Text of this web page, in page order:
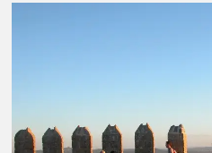
del
Montgrí
pel